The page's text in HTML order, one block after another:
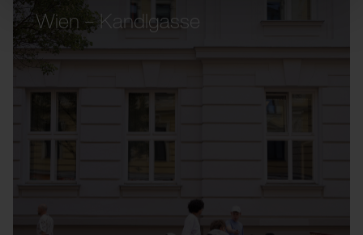
Wien – Kandlgasse